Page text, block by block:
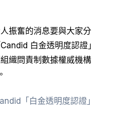
振奮的消息要與大家分
白金透明度認證」
織問責制數據權威機構
「白金透明度認證」